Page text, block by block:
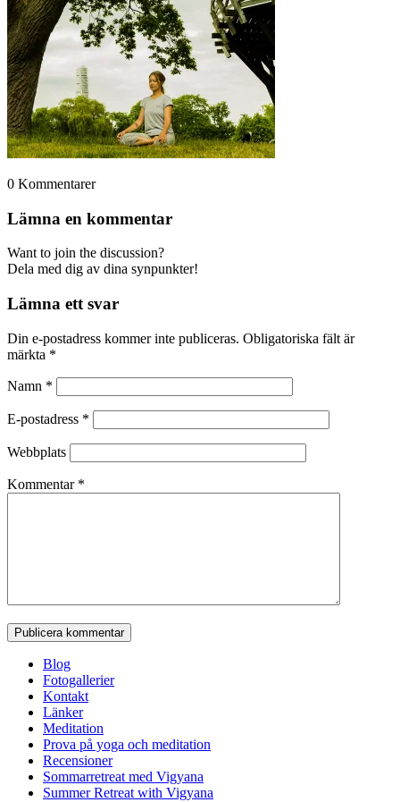
0 Kommentarer
Lämna en kommentar
Want to join the discussion?
Dela med dig av dina synpunkter!
Lämna ett svar
Din e-postadress kommer inte publiceras. Obligatoriska fält är
märkta *
Namn *
E-postadress *
Webbplats
Kommentar *
Blog
Fotogallerier
Kontakt
Länker
Meditation
Prova på yoga och meditation
Recensioner
Sommarretreat med Vigyana
Summer Retreat with Vigyana